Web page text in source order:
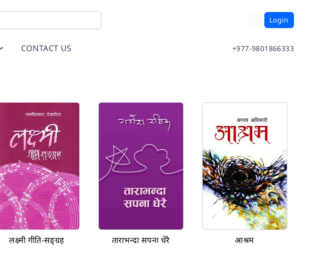
Login
CONTACT US +977-9801866333
लक्ष्मी गीति-सङ्ग्रह ताराभन्दा सपना धेरै आश्रम